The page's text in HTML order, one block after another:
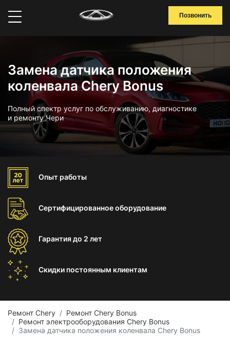
Позвонить
Замена датчика положения
коленвала Chery Bonus
Полный спектр услуг по обслуживанию, диагностике
и ремонту Чери
Опыт работы
Сертифицированноеоборудование
Гарантиядо 2 лет
Скидки постоянным клиентам
Ремонт Chery
Ремонт Chery Bonus
Ремонт электрооборудования Chery Bonus
Замена датчика положения коленвала Chery Bonus